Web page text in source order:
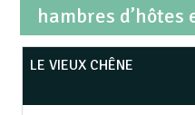
hambres
LE VIEUX CHÊNE